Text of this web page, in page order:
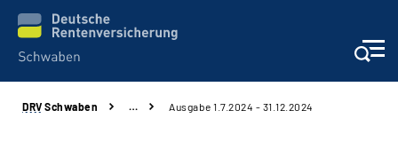
Services
DRV Schwaben … Ausgabe 1.7.2024 - 31.12.2024